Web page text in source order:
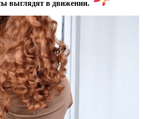
выглядят в движении.